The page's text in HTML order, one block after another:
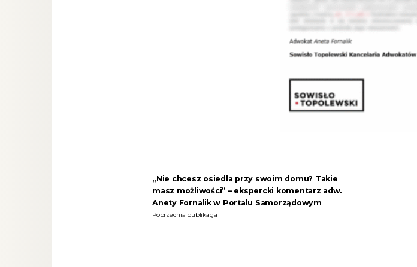
„Nie chcesz osiedla przy swoim domu? Takie
masz możliwości” – ekspercki komentarz adw.
Anety Fornalik w Portalu Samorządowym
Poprzednia publikacja